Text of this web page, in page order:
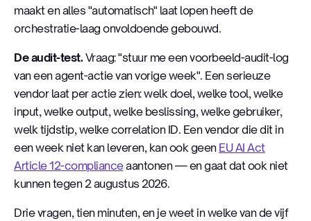
maakt en alles "automatisch" laat lopen heeft de
orchestratie-laag onvoldoende gebouwd.
De audit-test.Vraag: "stuur me een voorbeeld-audit-log
van een agent-actie van vorige week". Een serieuze
vendor laat per actie zien: welk doel, welke tool, welke
input, welke output, welke beslissing, welke gebruiker,
welk tijdstip, welke correlation ID. Een vendor die dit in
een week niet kan leveren, kan ook geen EU AI Act
Article 12-complianceaantonen — en gaat dat ook niet
kunnen tegen 2 augustus 2026.
Drie vragen, tien minuten, en je weet in welke van de vijf